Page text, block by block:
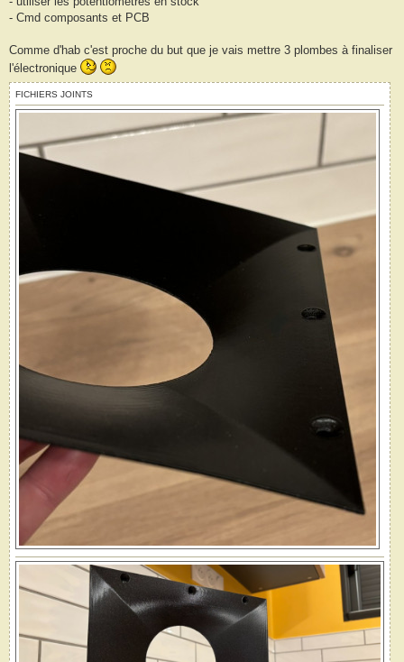
- Cmd composants et PCB
Comme d'hab c'est proche du but que je vais mettre 3 plombes à finaliser
l'électronique
FICHIERS JOINTS